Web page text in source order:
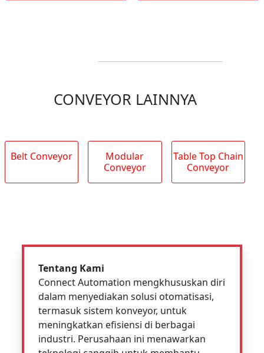
CONVEYOR LAINNYA
Modular
Table Top Chain
Tentang Kami
Connect Automation mengkhususkan diri
dalam menyediakan solusi otomatisasi,
termasuk sistem konveyor, untuk
meningkatkan efisiensi di berbagai
industri. Perusahaan ini menawarkan